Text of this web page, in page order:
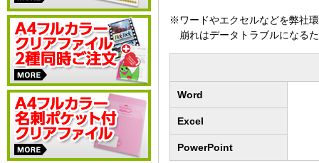
※ワードやエクセルなどを弊社
崩れはデータトラブルになる
Word
Excel
PowerPoint